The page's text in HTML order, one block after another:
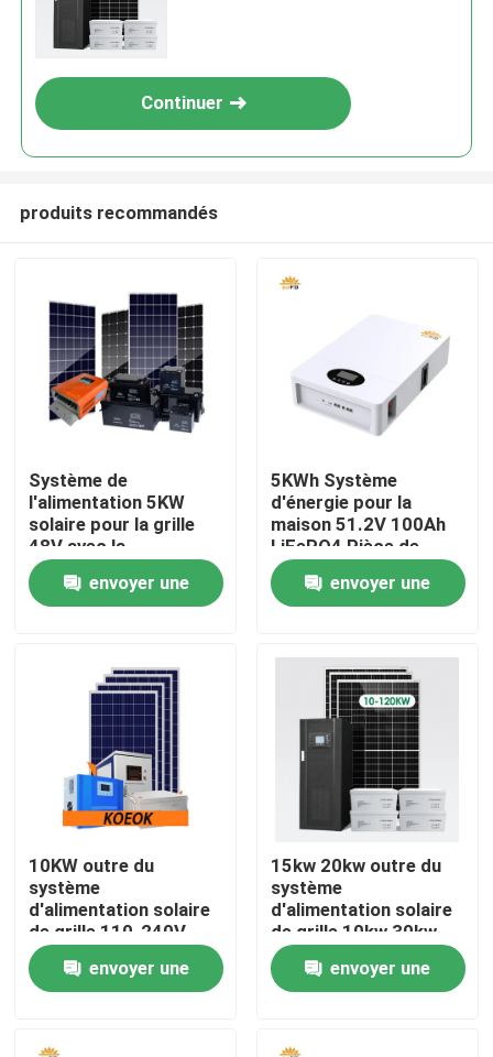
Maison
Produits
Au sujet de nous
Contrôle de qualité
Contactez-nous
Nouvelles
Cas
Paquets de batterie au lithium
Paquet de la batterie LiFePO4
Continuer
produits recommandés
Système de
l'alimentation 5KW
solaire pour la grille
48V avec la
production
d'électricité
quotidienne de
envoyer une
5KWh Système
d'énergie pour la
maison 51.2V 100Ah
LiFePO4 Pièce de
batterie murale
envoyer une
10KW outre du
système
d'alimentation solaire
de grille 110-240V
pour la ferme rv de
hangar de Chambre
envoyer une
15kw 20kw outre du
système
d'alimentation solaire
de grille 10kw 30kw
40kw 50kw 60kw
envoyer une